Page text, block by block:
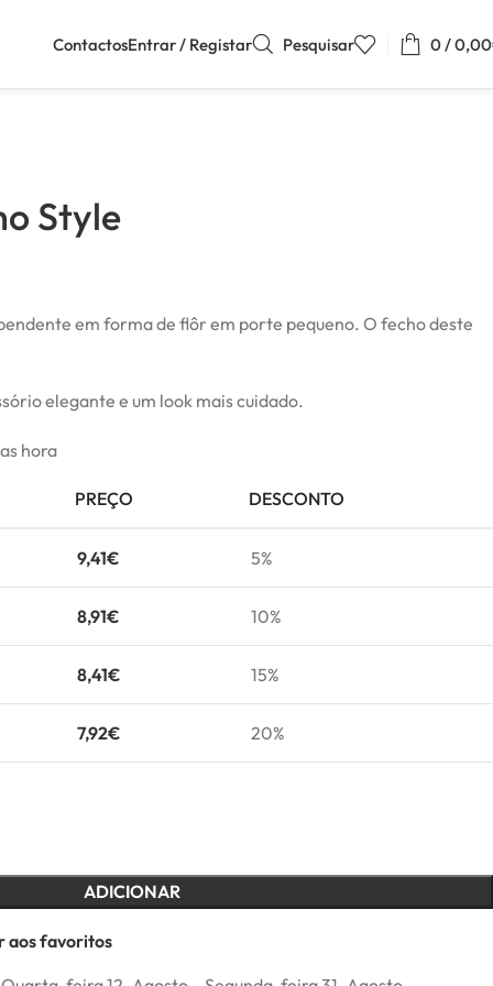
ContactosEntrar / Registar Pesquisar 0/0,00
Style
em forma de flôr em porte pequeno. O fecho deste
elegante e um look mais cuidado.
hora
PREÇO DESCONTO
9,41€ 5%
8,91€ 10%
8,41€ 15%
7,92€ 20%
ADICIONAR
aos favoritos